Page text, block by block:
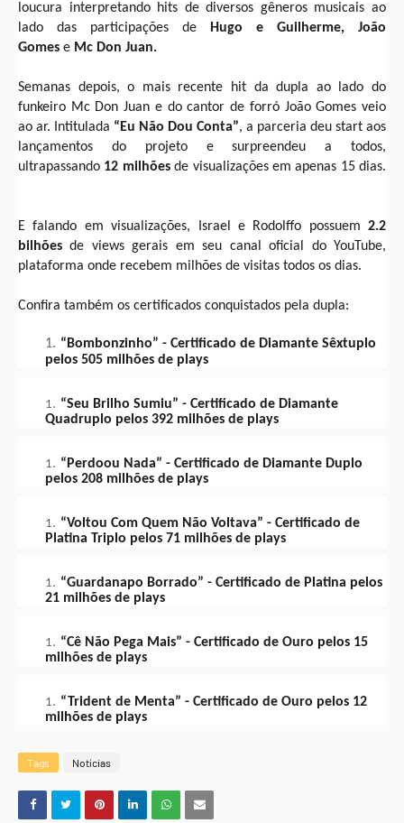
loucura interpretando hits de diversos gêneros musicais ao
lado das participações de
Hugo e Guilherme, João
Gomes e Mc Don Juan.
Semanas depois, o mais recente hit da dupla ao lado do
funkeiro Mc Don Juan e do cantor de forró João Gomes veio
ao ar. Intitulada “Eu Não Dou Conta”, a parceria deu start aos
lançamentos do projeto e surpreendeu a todos,
ultrapassando 12 milhõesde visualizações em apenas 15 dias.
E falando em visualizações, Israel e Rodolffo possuem 2.2
bilhões de views gerais em seu canal oficial do YouTube,
plataforma onde recebem milhões de visitas todos os dias.
Confira também os certificados conquistados pela dupla:
“Bombonzinho” - Certificado de Diamante Sêxtuplo
pelos 505 milhões de plays
“Seu Brilho Sumiu” - Certificado de Diamante
Quadruplo pelos 392 milhões de plays
“Perdoou Nada” - Certificado de Diamante Duplo
pelos 208 milhões de plays
“Voltou Com Quem Não Voltava” - Certificado de
Platina Triplo pelos 71 milhões de plays
“Guardanapo Borrado” - Certificado de Platina pelos
21 milhões de plays
“Cê Não Pega Mais” - Certificado de Ouro pelos 15
milhões de plays
“Trident de Menta” - Certificado de Ouro pelos 12
milhões de plays
Tags Notícias